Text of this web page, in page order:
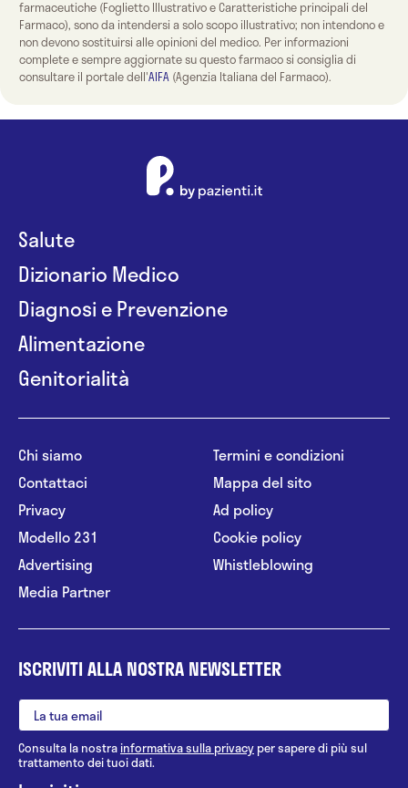
farmaceutiche (Foglietto Illustrativo e Caratteristiche principali del
Farmaco), sono da intendersi a solo scopo illustrativo; non intendono e
non devono sostituirsi alle opinioni del medico. Per informazioni
complete e sempre aggiornate su questo farmaco si consiglia di
consultare il portale dell'AIFA (Agenzia Italiana del Farmaco).
Salute
Dizionario Medico
Diagnosi e Prevenzione
Alimentazione
Genitorialità
Chi siamo
Contattaci
Privacy
Modello 231
Advertising
Media Partner
Termini e condizioni
Mappa del sito
Ad policy
Cookie policy
Whistleblowing
ISCRIVITI ALLA NOSTRA NEWSLETTER
Consulta la nostrainformativa sulla privacy per sapere di più sul
trattamento dei tuoi dati.